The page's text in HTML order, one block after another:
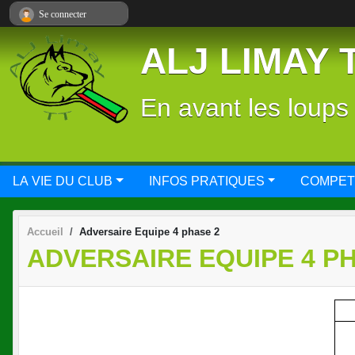
ALJ LIMAY
En avant les loups
LA VIE DU CLUB INFOS PRATIQUES
Accueil Adversaire Equipe 4 phase 2
ADVERSAIRE EQUIPE 4
Se connecter
Panneau de gestion des cookies